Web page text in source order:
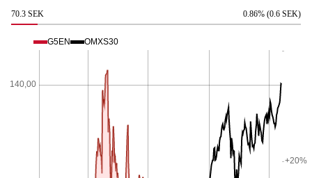
70.3 SEK 0.86% (0.6 SEK)
G5EN OMXS30